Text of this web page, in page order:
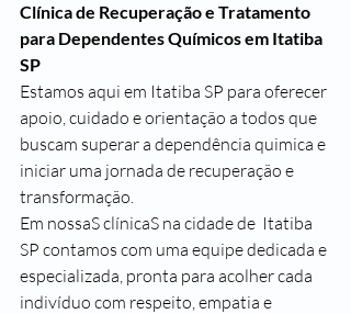
Clínica de Recuperação e Tratamento
para Dependentes Químicos em Itatiba
SP
Estamos aqui em Itatiba SP para oferecer
apoio, cuidado e orientação a todos que
buscam superar a dependência quimica e
iniciar uma jornada de recuperação e
transformação.
Em nossaS clínicaS na cidade de  Itatiba
SP contamos com uma equipe dedicada e
especializada, pronta para acolher cada
indivíduo com respeito, empatia e